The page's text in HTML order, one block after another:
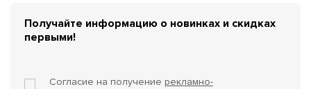
Получайте информацию о новинках и скидках
первыми!
Согласие на получение рекламно-